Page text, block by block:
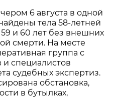
6 августа в одной
тела 58-летней
и 60 лет без внешних
смерти. На месте
группа с
специалистов
судебных экспертиз.
обстановка,
в бутылках,